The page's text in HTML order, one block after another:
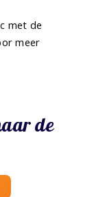
met de
meer
de